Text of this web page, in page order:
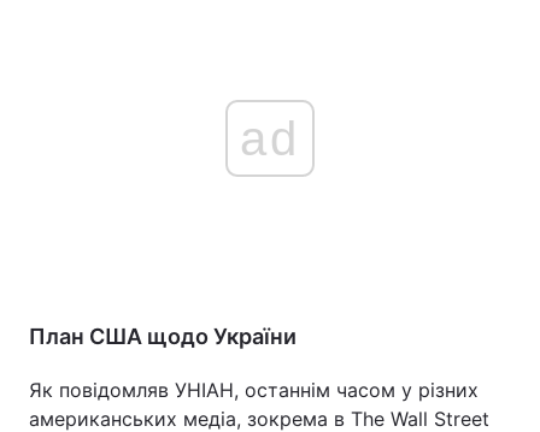
ad
План США щодо України
Як повідомляв УНІАН, останнім часом у різних
американських медіа, зокрема в The Wall Street